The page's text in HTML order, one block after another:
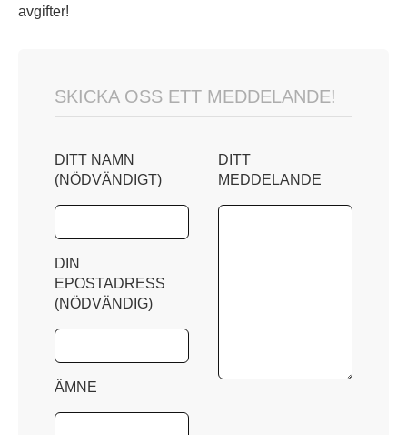
avgifter!
SKICKA OSS ETT MEDDELANDE!
DITT NAMN
(NÖDVÄNDIGT)
DIN
EPOSTADRESS
(NÖDVÄNDIG)
ÄMNE
DITT
MEDDELANDE